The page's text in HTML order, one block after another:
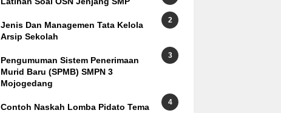
Jenis Dan Managemen Tata Kelola
Arsip Sekolah
Pengumuman Sistem Penerimaan
Murid Baru (SPMB) SMPN 3
Mojogedang
Contoh Naskah Lomba Pidato Tema